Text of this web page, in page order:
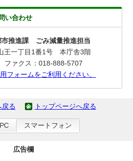
い合わせ
推進課 ごみ減量推進担当
王一丁目1番1号 本庁舎3階
ァクス：018-888-5707
フォームをご利用ください。
戻る トップページへ戻る
PC スマートフォン
広告欄